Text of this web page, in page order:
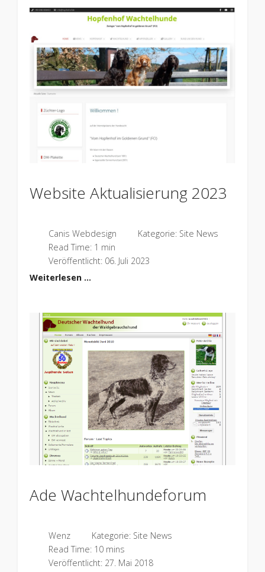
Website Aktualisierung 2023
Canis Webdesign Kategorie: Site News
Read Time: 1 min
Veröffentlicht: 06. Juli 2023
Weiterlesen …
Ade Wachtelhundeforum
Wenz Kategorie: Site News
Read Time: 10 mins
Veröffentlicht: 27. Mai 2018